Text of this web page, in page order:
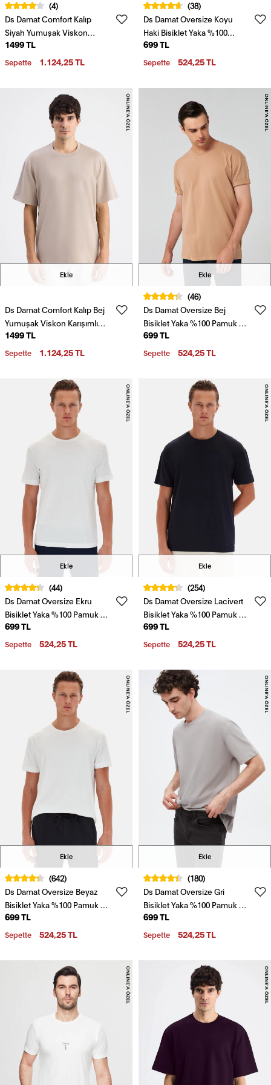
(4)
Ds Damat Comfort Kalıp
Siyah Yumuşak Viskon
Karışımlı Rahat Bisiklet Yaka
Tişört
1499 TL
Sepette 1.124,25 TL
(38)
Ds Damat Oversize Koyu
Haki Bisiklet Yaka %100
Pamuk T-Shirt
699 TL
Sepette 524,25 TL
Ekle
Ds Damat Comfort Kalıp Bej
Yumuşak Viskon Karışımlı
Rahat Bisiklet Yaka Tişört
1499 TL
Sepette 1.124,25 TL
Ekle
(46)
Ds Damat Oversize Bej
Bisiklet Yaka %100 Pamuk T-
Shirt
699 TL
Sepette 524,25 TL
Ekle
(44)
Ds Damat Oversize Ekru
Bisiklet Yaka %100 Pamuk T-
Shirt
699 TL
Sepette 524,25 TL
Ekle
(254)
Ds Damat Oversize Lacivert
Bisiklet Yaka %100 Pamuk T-
Shirt
699 TL
Sepette 524,25 TL
Ekle
(642)
Ds Damat Oversize Beyaz
Bisiklet Yaka %100 Pamuk T-
Shirt
699 TL
Sepette 524,25 TL
Ekle
(180)
Ds Damat Oversize Gri
Bisiklet Yaka %100 Pamuk T-
Shirt
699 TL
Sepette 524,25 TL